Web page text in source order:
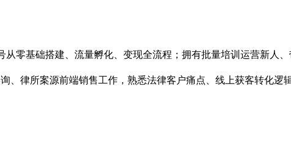
零基础搭建、流量孵化、变现全流程；拥有批量培训运营新人
、律所案源前端销售工作，熟悉法律客户痛点、线上获客转化逻